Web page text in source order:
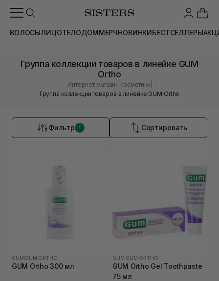
ВОЛОСЫЛИЦОТЕЛОДОММЕРЧНОВИНКИБЕСТСЕЛЛЕРЫ
Группа коллекции товаров в линейке GUM
Ortho
Интернет магазин косметики
Группа коллекции товаров в линейке GUM Ortho
Фильтр 1 Сортировать
GUM GUM ORTHO
GUM Ortho 300 мл
GUM GUM ORTHO
GUM Ortho Gel Toothpaste
75 мл